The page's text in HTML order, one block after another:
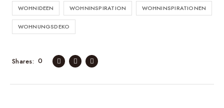
WOHNIDEEN WOHNINSPIRATION WOHNINSPIRATIONEN
WOHNUNGSDEKO
0
Shares